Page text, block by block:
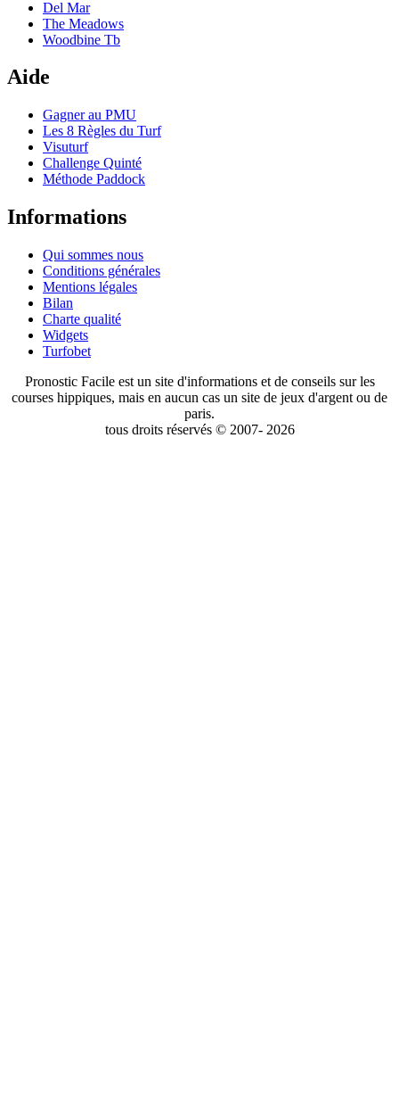
Del Mar
The Meadows
Woodbine Tb
Aide
Gagner au PMU
Les 8 Règles du Turf
Visuturf
Challenge Quinté
Méthode Paddock
Informations
Qui sommes nous
Conditions générales
Mentions légales
Bilan
Charte qualité
Widgets
Turfobet
Pronostic Facile est un site d'informations et de conseils sur les
courses hippiques, mais en aucun cas un site de jeux d'argent ou de
paris.
tous droits réservés © 2007- 2026